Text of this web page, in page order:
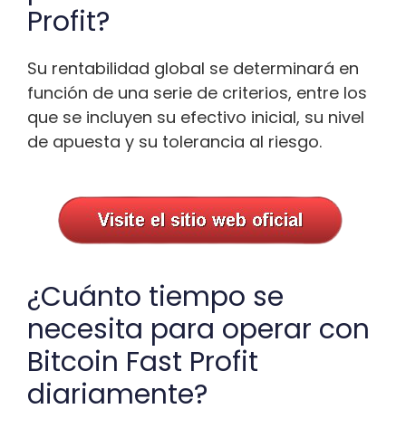
Profit?
Su rentabilidad global se determinará en
función de una serie de criterios, entre los
que se incluyen su efectivo inicial, su nivel
de apuesta y su tolerancia al riesgo.
¿Cuánto tiempo se
necesita para operar con
Bitcoin Fast Profit
diariamente?